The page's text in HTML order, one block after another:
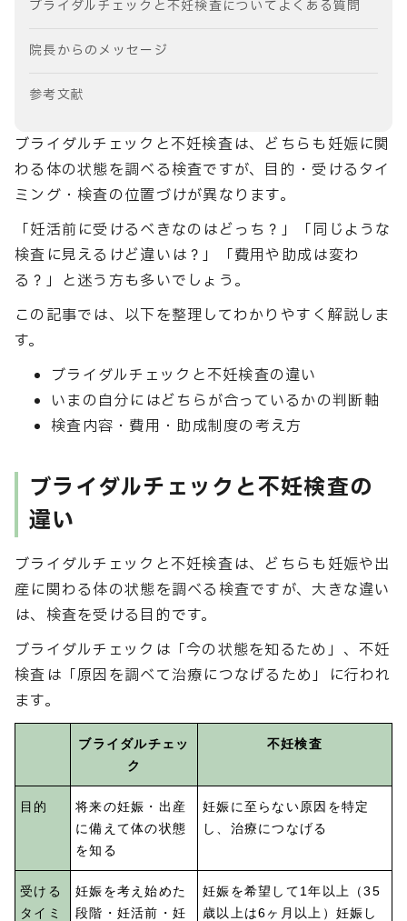
ブライダルチェックと不妊検査についてよくある質問
院長からのメッセージ
参考文献
ブライダルチェックと不妊検査は、どちらも妊娠に関
わる体の状態を調べる検査ですが、目的・受けるタイ
ミング・検査の位置づけが異なります。
「妊活前に受けるべきなのはどっち？」「同じような
検査に見えるけど違いは？」「費用や助成は変わ
る？」と迷う方も多いでしょう。
この記事では、以下を整理してわかりやすく解説しま
す。
ブライダルチェックと不妊検査の違い
いまの自分にはどちらが合っているかの判断軸
検査内容・費用・助成制度の考え方
ブライダルチェックと不妊検査の
違い
ブライダルチェックと不妊検査は、どちらも妊娠や出
産に関わる体の状態を調べる検査ですが、大きな違い
は、検査を受ける目的です。
ブライダルチェックは「今の状態を知るため」、不妊
検査は「原因を調べて治療につなげるため」に行われ
ます。
ブライダルチェッ
ク
不妊検査
目的
将来の妊娠・出産
に備えて体の状態
を知る
妊娠に至らない原因を特定
し、治療につなげる
受ける
タイミ
妊娠を考え始めた
段階・妊活前・妊
妊娠を希望して1年以上（35
歳以上は6ヶ月以上）妊娠し